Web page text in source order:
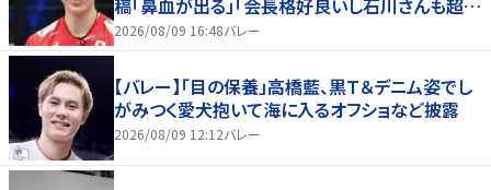
稿「鼻血が出る」「会長格好良いし石川さんも超格
好いい」
2026/08/09 16:48バレー
【バレー】「目の保養」高橋藍、黒Ｔ＆デニム姿でし
がみつく愛犬抱いて海に入るオフショなど披露
2026/08/09 12:12バレー